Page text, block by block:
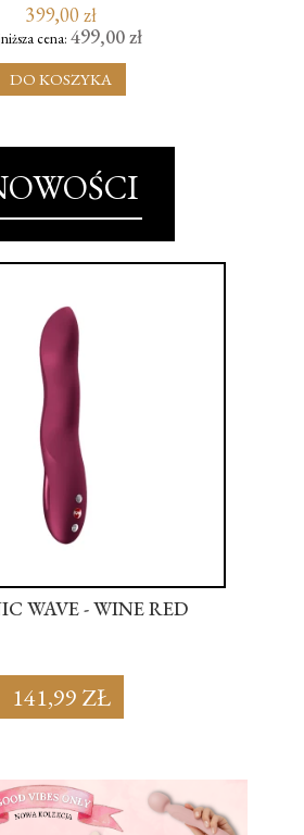
399,00 zł
cena: 499,00 zł
DO KOSZYKA
WAVE - WINE RED
141,99 ZŁ